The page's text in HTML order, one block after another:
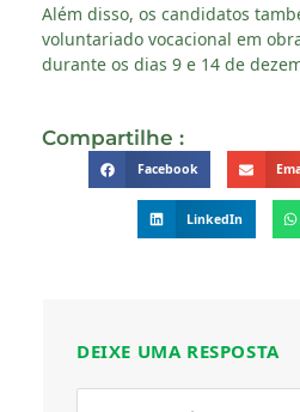
Além disso, os candidatos
voluntariado vocacional em
durante os dias 9 e 14 de
Compartilhe :
Facebook
LinkedIn
DEIXE UMA RESPOSTA